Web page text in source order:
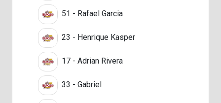
51 - Rafael Garcia
23 - Henrique Kasper
17 - Adrian Rivera
33 - Gabriel